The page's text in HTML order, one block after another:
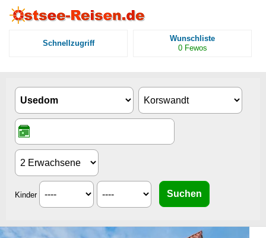
Schnellzugriff
Wunschliste
0 Fewos
Kinder